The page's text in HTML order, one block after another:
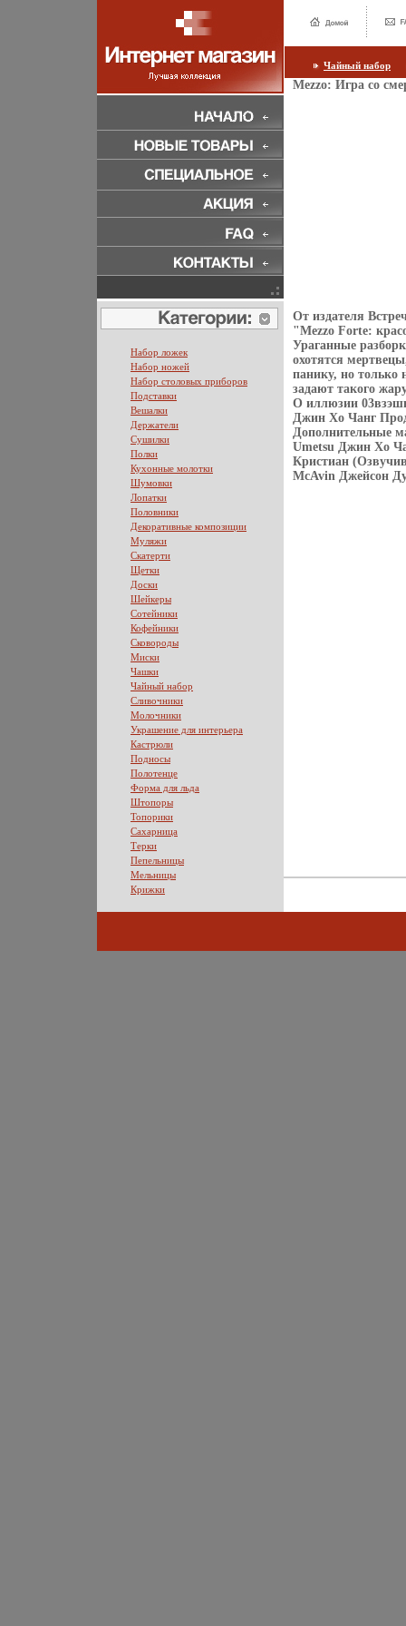
Чайный набор
Mezzo: Игра со
От издателя
"Mezzo Forte:
Ураганные
охотятся
панику, но только
задают такого
О иллюзии
Джин Хо Чанг
Дополнительные
Umetsu Джин Хо
Кристиан
McAvin Джейсон
Набор ложек
Набор ножей
Набор столовых приборов
Подставки
Вешалки
Держатели
Сушилки
Полки
Кухонные молотки
Шумовки
Лопатки
Половники
Декоративные композиции
Муляжи
Скатерти
Щетки
Доски
Шейкеры
Сотейники
Кофейники
Сковороды
Миски
Чашки
Чайный набор
Сливочники
Молочники
Украшение для интерьера
Кастрюли
Подносы
Полотенце
Форма для льда
Штопоры
Топорики
Сахарница
Терки
Пепельницы
Мельницы
Крижки